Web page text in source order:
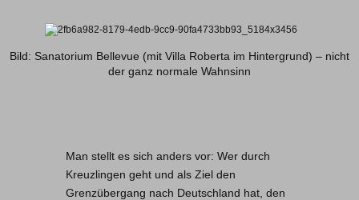
Bild: Sanatorium Bellevue (mit Villa Roberta im Hintergrund) – nicht
der ganz normale Wahnsinn
Man stellt es sich anders vor: Wer durch
Kreuzlingen geht und als Ziel den
Grenzübergang nach Deutschland hat, den